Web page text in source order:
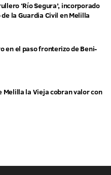
‘Río Segura’, incorporado
la Guardia Civil en Melilla
en el paso fronterizo de Beni-
Melilla la Vieja cobran valor con